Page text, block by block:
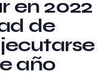
en 2022
de
año